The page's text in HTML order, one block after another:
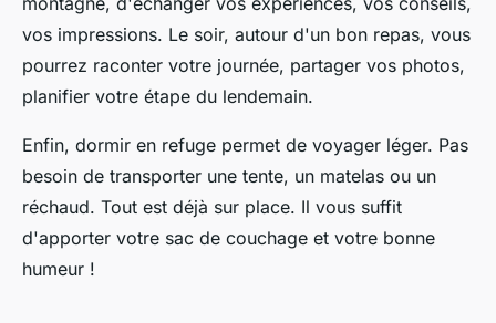
vos impressions. Le soir, autour d'un bon repas, vous
pourrez raconter votre journée, partager vos photos,
planifier votre étape du lendemain.
Enfin, dormir en refuge permet de voyager léger. Pas
besoin de transporter une tente, un matelas ou un
réchaud. Tout est déjà sur place. Il vous suffit
d'apporter votre sac de couchage et votre bonne
humeur !